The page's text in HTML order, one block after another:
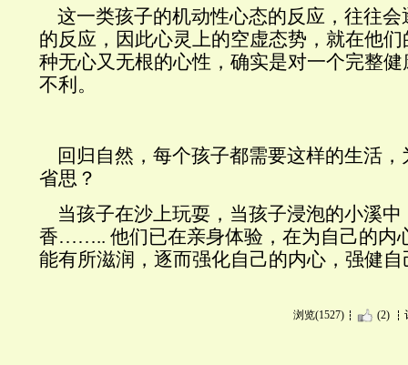
这一类孩子的机动性心态的反应，往往会
的反应，因此心灵上的空虚态势，就在他
种无心又无根的心性，确实是对一个完整
不利。
回归自然，每个孩子都需要这样的生活，
省思？
当孩子在沙上玩耍，当孩子浸泡的小溪中
香…….. 他们已在亲身体验，在为自己的内
能有所滋润，逐而强化自己的内心，强健
浏览(1527) (2)